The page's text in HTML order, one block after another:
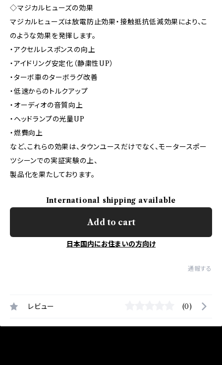
◇マジカルヒューズの効果
マジカルヒューズは放電防止効果・接触抵抗低減効果により、こ
のような効果を発揮します。
・アクセルレスポンスの向上
・アイドリング安定化（静粛性UP）
・ターボ車のターボラグ改善
・低速からのトルクアップ
・オーディオの音質向上
・ヘッドランプの光量UP
・燃費向上
など、これらの効果は、タウンユースだけでなく、モータースポー
ツシーンでの実証実験の上、
製品化を果たしております。
International shipping available
Add to cart
日本国内にお住まいの方向け
通報する
レビュー (0)